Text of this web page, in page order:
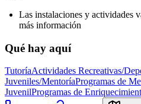
Las instalaciones y actividades
más información
Qué hay aquí
TutoríaActividades Recreativas/
Juveniles/MentoríaProgramas de
JuvenilProgramas de